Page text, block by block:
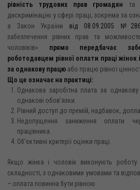
рівність трудових прав громадян та
дискримінацію у сфері праці, зокрема за
а Закон України від 08.09.2005
забезпечення рівних прав та
чоловіків» прямо передбачає
роботодавцем рівної оплати праці жінок
за однакову працю або працю рівної
Що це означає на практиці:
Однакова заробітна плата за
однакові обов’язки.
Рівний доступ до премій, надбавок,
Недопущення заниження оплати
працівника.
Об’єктивні критерії оцінки праці.
Якщо жінка і чоловік виконують роботу
складності, з однаковими умовами та
– оплата повинна бути рівною